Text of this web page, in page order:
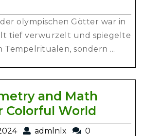
im
Kult
der
Götter:
2024
olympischen Götter war in
tief verwurzelt und spiegelte
Tempelritualen, sondern ...
and Math
Colorful World
December
admlnlx admlnlx
0